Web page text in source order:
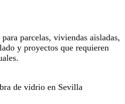
parcelas, viviendas aisladas,
y proyectos que requieren
de vidrio en Sevilla